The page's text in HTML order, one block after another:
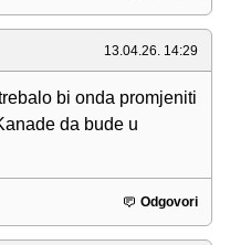
13.04.26. 14:29
bi onda promjeniti
da bude u
Odgovori